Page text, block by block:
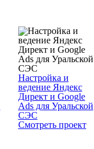
Настройка и
ведение Яндекс
Директ и Google
Ads для Уральской
СЭС
Смотреть проект